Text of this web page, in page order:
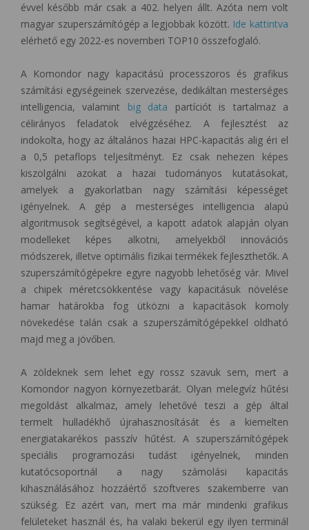
évvel később már csak a 402. helyen állt. Azóta nem volt
magyar szuperszámítógép a legjobbak között. Ide kattintva
elérhető egy 2022-es novemberi TOP10 összefoglaló.
A Komondor nagy kapacitású processzoros és grafikus
számítási egységeinek szervezése, dedikáltan mesterséges
intelligencia, valamint big data partíciót is tartalmaz a
célirányos feladatok elvégzéséhez. A fejlesztést az
indokolta, hogy az általános hazai HPC-kapacitás alig éri el
a 0,5 petaflops teljesítményt. Ez csak nehezen képes
kiszolgálni azokat a hazai tudományos kutatásokat,
amelyek a gyakorlatban nagy számítási képességet
igényelnek. A gép a mesterséges intelligencia alapú
algoritmusok segítségével, a kapott adatok alapján olyan
modelleket képes alkotni, amelyekből innovációs
módszerek, illetve optimális fizikai termékek fejleszthetők. A
szuperszámítógépekre egyre nagyobb lehetőség vár. Mivel
a chipek méretcsökkentése vagy kapacitásuk növelése
hamar határokba fog ütközni a kapacitások komoly
növekedése talán csak a szuperszámítógépekkel oldható
majd meg a jövőben.
A zöldeknek sem lehet egy rossz szavuk sem, mert a
Komondor nagyon környezetbarát. Olyan melegvíz hűtési
megoldást alkalmaz, amely lehetővé teszi a gép által
termelt hulladékhő újrahasznosítását és a kiemelten
energiatakarékos passzív hűtést. A szuperszámítógépek
speciális programozási tudást igényelnek, minden
kutatócsoportnál a nagy számolási kapacitás
kihasználásához hozzáértő szoftveres szakemberre van
szükség. Ez azért van, mert ma már mindenki grafikus
felületeket használ és, ha valaki bekerül egy ilyen terminál